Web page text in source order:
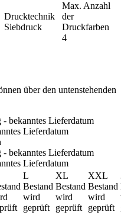
Drucktechnik
Siebdruck
Max. Anzahl
der
Druckfarben
4
über den untenstehenden
bekanntes Lieferdatum
Lieferdatum
bekanntes Lieferdatum
Lieferdatum
L
Bestand
wird
geprüft
XL
Bestand
wird
geprüft
XXL
Bestand
wird
geprüft